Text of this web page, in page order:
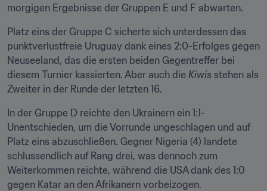
morgigen Ergebnisse der Gruppen E und F abwarten.
Platz eins der Gruppe C sicherte sich unterdessen das
punktverlustfreie Uruguay dank eines 2:0-Erfolges gegen
Neuseeland, das die ersten beiden Gegentreffer bei
diesem Turnier kassierten. Aber auch die Kiwis stehen als
Zweiter in der Runde der letzten 16.
In der Gruppe D reichte den Ukrainern ein 1:1-
Unentschieden, um die Vorrunde ungeschlagen und auf
Platz eins abzuschließen. Gegner Nigeria (4) landete
schlussendlich auf Rang drei, was dennoch zum
Weiterkommen reichte, während die USA dank des 1:0
gegen Katar an den Afrikanern vorbeizogen.